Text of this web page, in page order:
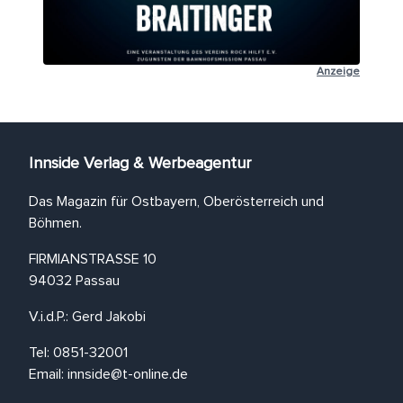
Anzeige
Innside Verlag & Werbeagentur
Das Magazin für Ostbayern, Oberösterreich und
Böhmen.
FIRMIANSTRASSE 10
94032 Passau
V.i.d.P.: Gerd Jakobi
Tel: 0851-32001
Email: innside@t-online.de